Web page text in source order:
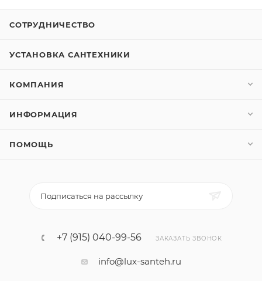
СОТРУДНИЧЕСТВО
УСТАНОВКА САНТЕХНИКИ
КОМПАНИЯ
ИНФОРМАЦИЯ
ПОМОЩЬ
Подписаться на рассылку
+7 (915) 040-99-56 ЗАКАЗАТЬ ЗВОНОК
info@lux-santeh.ru